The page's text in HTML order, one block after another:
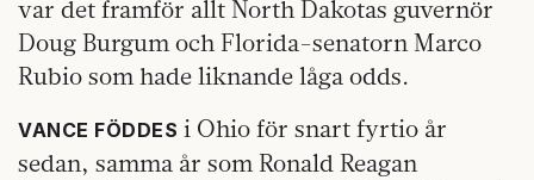
var det framför allt North Dakotas guvernör
Doug Burgum och Florida-senatorn Marco
Rubio som hade liknande låga odds.
VANCE FÖDDES i Ohio för snart fyrtio år
sedan, samma år som Ronald Reagan